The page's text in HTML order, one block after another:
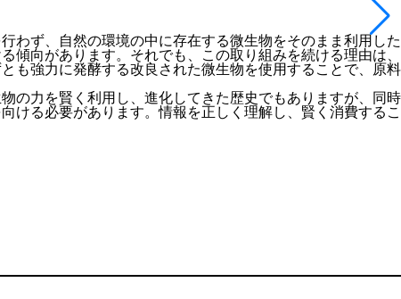
わず、自然の環境の中に存在する微生物をそのまま利用した
傾向があります。それでも、この取り組みを続ける理由は、
も強力に発酵する改良された微生物を使用することで、原料
の力を賢く利用し、進化してきた歴史でもありますが、同時
ける必要があります。情報を正しく理解し、賢く消費するこ